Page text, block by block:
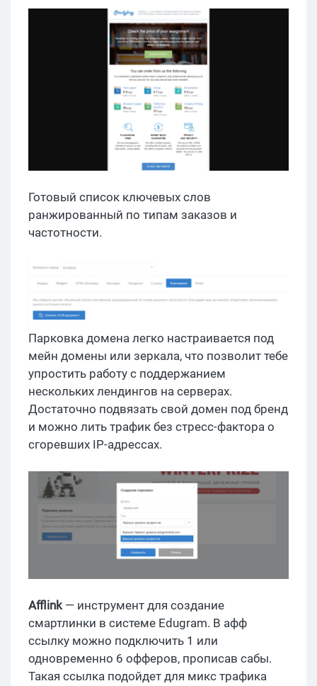
Готовый список ключевых слов
ранжированный по типам заказов и
частотности.
Парковка домена легко настраивается под
мейн домены или зеркала, что позволит тебе
упростить работу с поддержанием
нескольких лендингов на серверах.
Достаточно подвязать свой домен под бренд
и можно лить трафик без стресс-фактора о
сгоревших IP-адрессах.
Afflink— инструмент для создание
смартлинки в системе Edugram. В афф
ссылку можно подключить 1 или
одновременно 6 офферов, прописав сабы.
Такая ссылка подойдет для микс трафика